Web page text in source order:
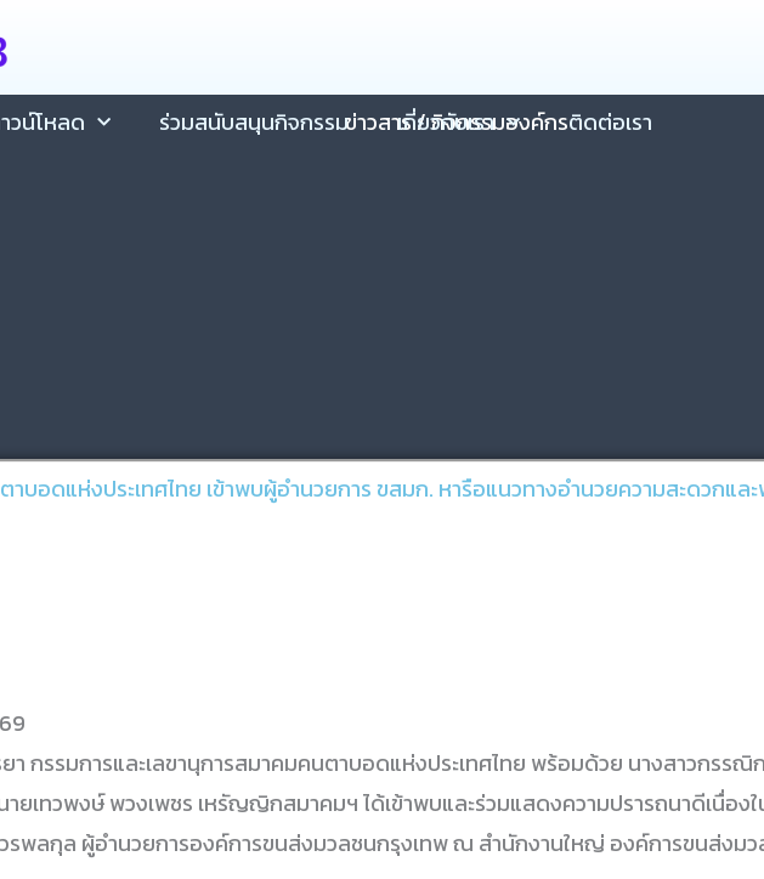
วน์โหลด ร่วมสนับสนุนกิจกรรม เกี่ยวกับเรา ติดต่อเรา
ข่าวสาร / กิจกรรมองค์กร
าบอดแห่งประเทศไทย เข้าพบผู้อำนวยการ ขสมก. หารือแนวทางอำนวยความสะดวกแ
า กรรมการและเลขานุการสมาคมคนตาบอดแห่งประเทศไทย พร้อมด้วย นางสาวกรรณิ
ายเทวพงษ์ พวงเพชร เหรัญญิกสมาคมฯ ได้เข้าพบและร่วมแสดงความปรารถนาดีเนื่อง
รพลกุล ผู้อำนวยการองค์การขนส่งมวลชนกรุงเทพ ณ สำนักงานใหญ่ องค์การขนส่งม